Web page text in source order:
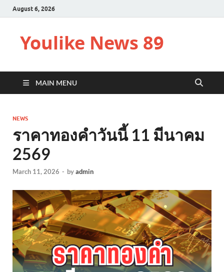
August 6, 2026
Youlike News 89
MAIN MENU
NEWS
ราคาทองคำวันนี้ 11 มีนาคม
2569
March 11, 2026 - byadmin